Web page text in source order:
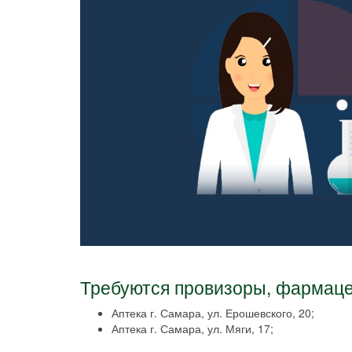
Требуются провизоры,
Аптека г. Самара, ул. Ерошевского, 20;
Аптека г. Самара, ул. Мяги, 17;